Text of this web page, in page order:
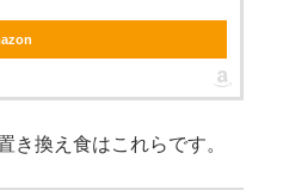
き換え食はこれらです。